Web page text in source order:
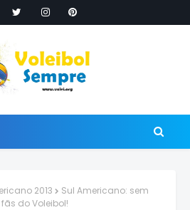
2013
Sul Americano: sem
do Voleibol!